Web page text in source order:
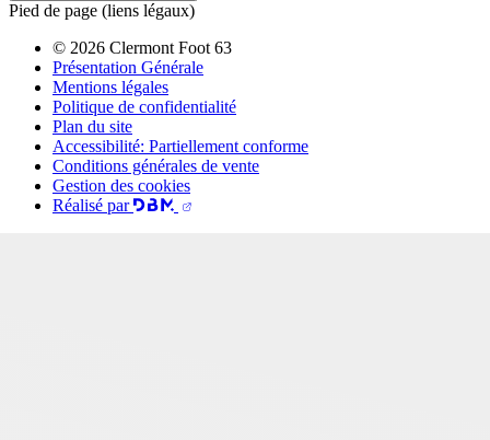
Pied de page (liens légaux)
© 2026 Clermont Foot 63
Présentation Générale
Mentions légales
Politique de confidentialité
Plan du site
Accessibilité: Partiellement conforme
Conditions générales de vente
Gestion des cookies
Réalisé par